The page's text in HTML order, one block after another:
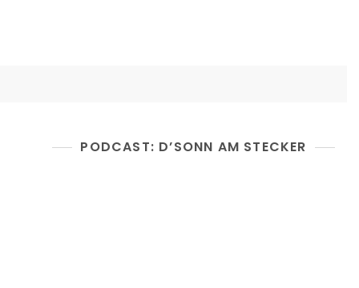
PODCAST: D’SONN AM STECKER